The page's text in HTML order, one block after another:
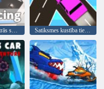
KOGAMA: Ātrās sacīkstes